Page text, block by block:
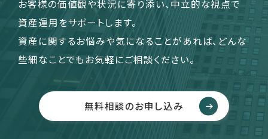
お客様の価値観や状況に寄り添い、中立的な視点で
資産運用をサポートします。
資産に関するお悩みや気になることがあれば、どんな
些細なことでもお気軽にご相談ください。
無料相談のお申し込み